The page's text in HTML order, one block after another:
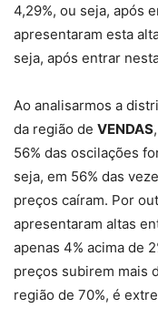
4,29%, ou seja, após
apresentaram esta
seja, após entrar
Ao analisarmos a
da região de VENDAS
56% das oscilações
seja, em 56% das
preços caíram. Por
apresentaram altas
apenas 4% acima de
preços subirem mais
região de 70%, é